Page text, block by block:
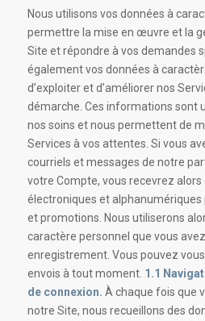
Nous utilisons vos données à
permettre la mise en œuvre et la
Site et répondre à vos demandes
également vos données à
d’exploiter et d’améliorer nos
démarche. Ces informations sont
nos soins et nous permettent de
Services à vos attentes. Si vous
courriels et messages de notre
votre Compte, vous recevrez alors
électroniques et
et promotions. Nous utiliserons
caractère personnel que vous
enregistrement. Vous pouvez
envois à tout moment. 1.1
de connexion. À chaque fois que
notre Site, nous recueillons des